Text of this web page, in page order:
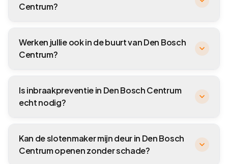
Centrum?
Werken jullie ook in de buurt van Den Bosch
Centrum?
Is inbraakpreventie in Den Bosch Centrum
echt nodig?
Kan de slotenmaker mijn deur in Den Bosch
Centrum openen zonder schade?